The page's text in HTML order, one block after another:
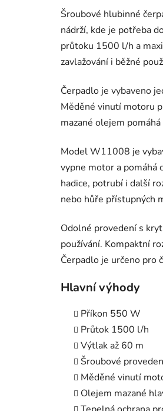
Šroubové hlubinné
nádrží, kde je potřeba
průtoku 1500 l/h a
zavlažování i běžné
Čerpadlo je vybaveno
Měděné vinutí motoru
mazané olejem
Model W11008 je
vypne motor a pomáhá
hadice, potrubí i další
nebo hůře přístupných
Odolné provedení s
používání. Kompaktní
Čerpadlo je určeno pro
Hlavní výhody
Příkon 550 W
Průtok 1500 l/h
Výtlak až 60 m
Šroubové
Měděné vinutí
Olejem mazané